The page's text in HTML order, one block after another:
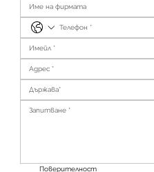
Поверителност